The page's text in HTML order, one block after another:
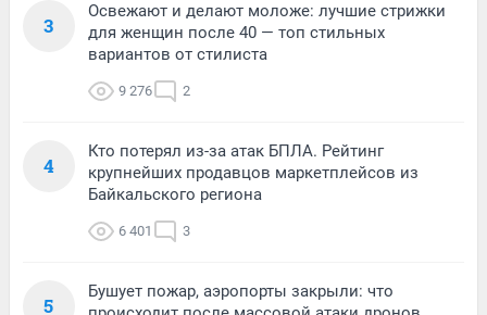
3
Освежают и делают моложе: лучшие стрижки
для женщин после 40 — топ стильных
вариантов от стилиста
9 276 2
4
Кто потерял из-за атак БПЛА. Рейтинг
крупнейших продавцов маркетплейсов из
Байкальского региона
6 401 3
5
Бушует пожар, аэропорты закрыли: что